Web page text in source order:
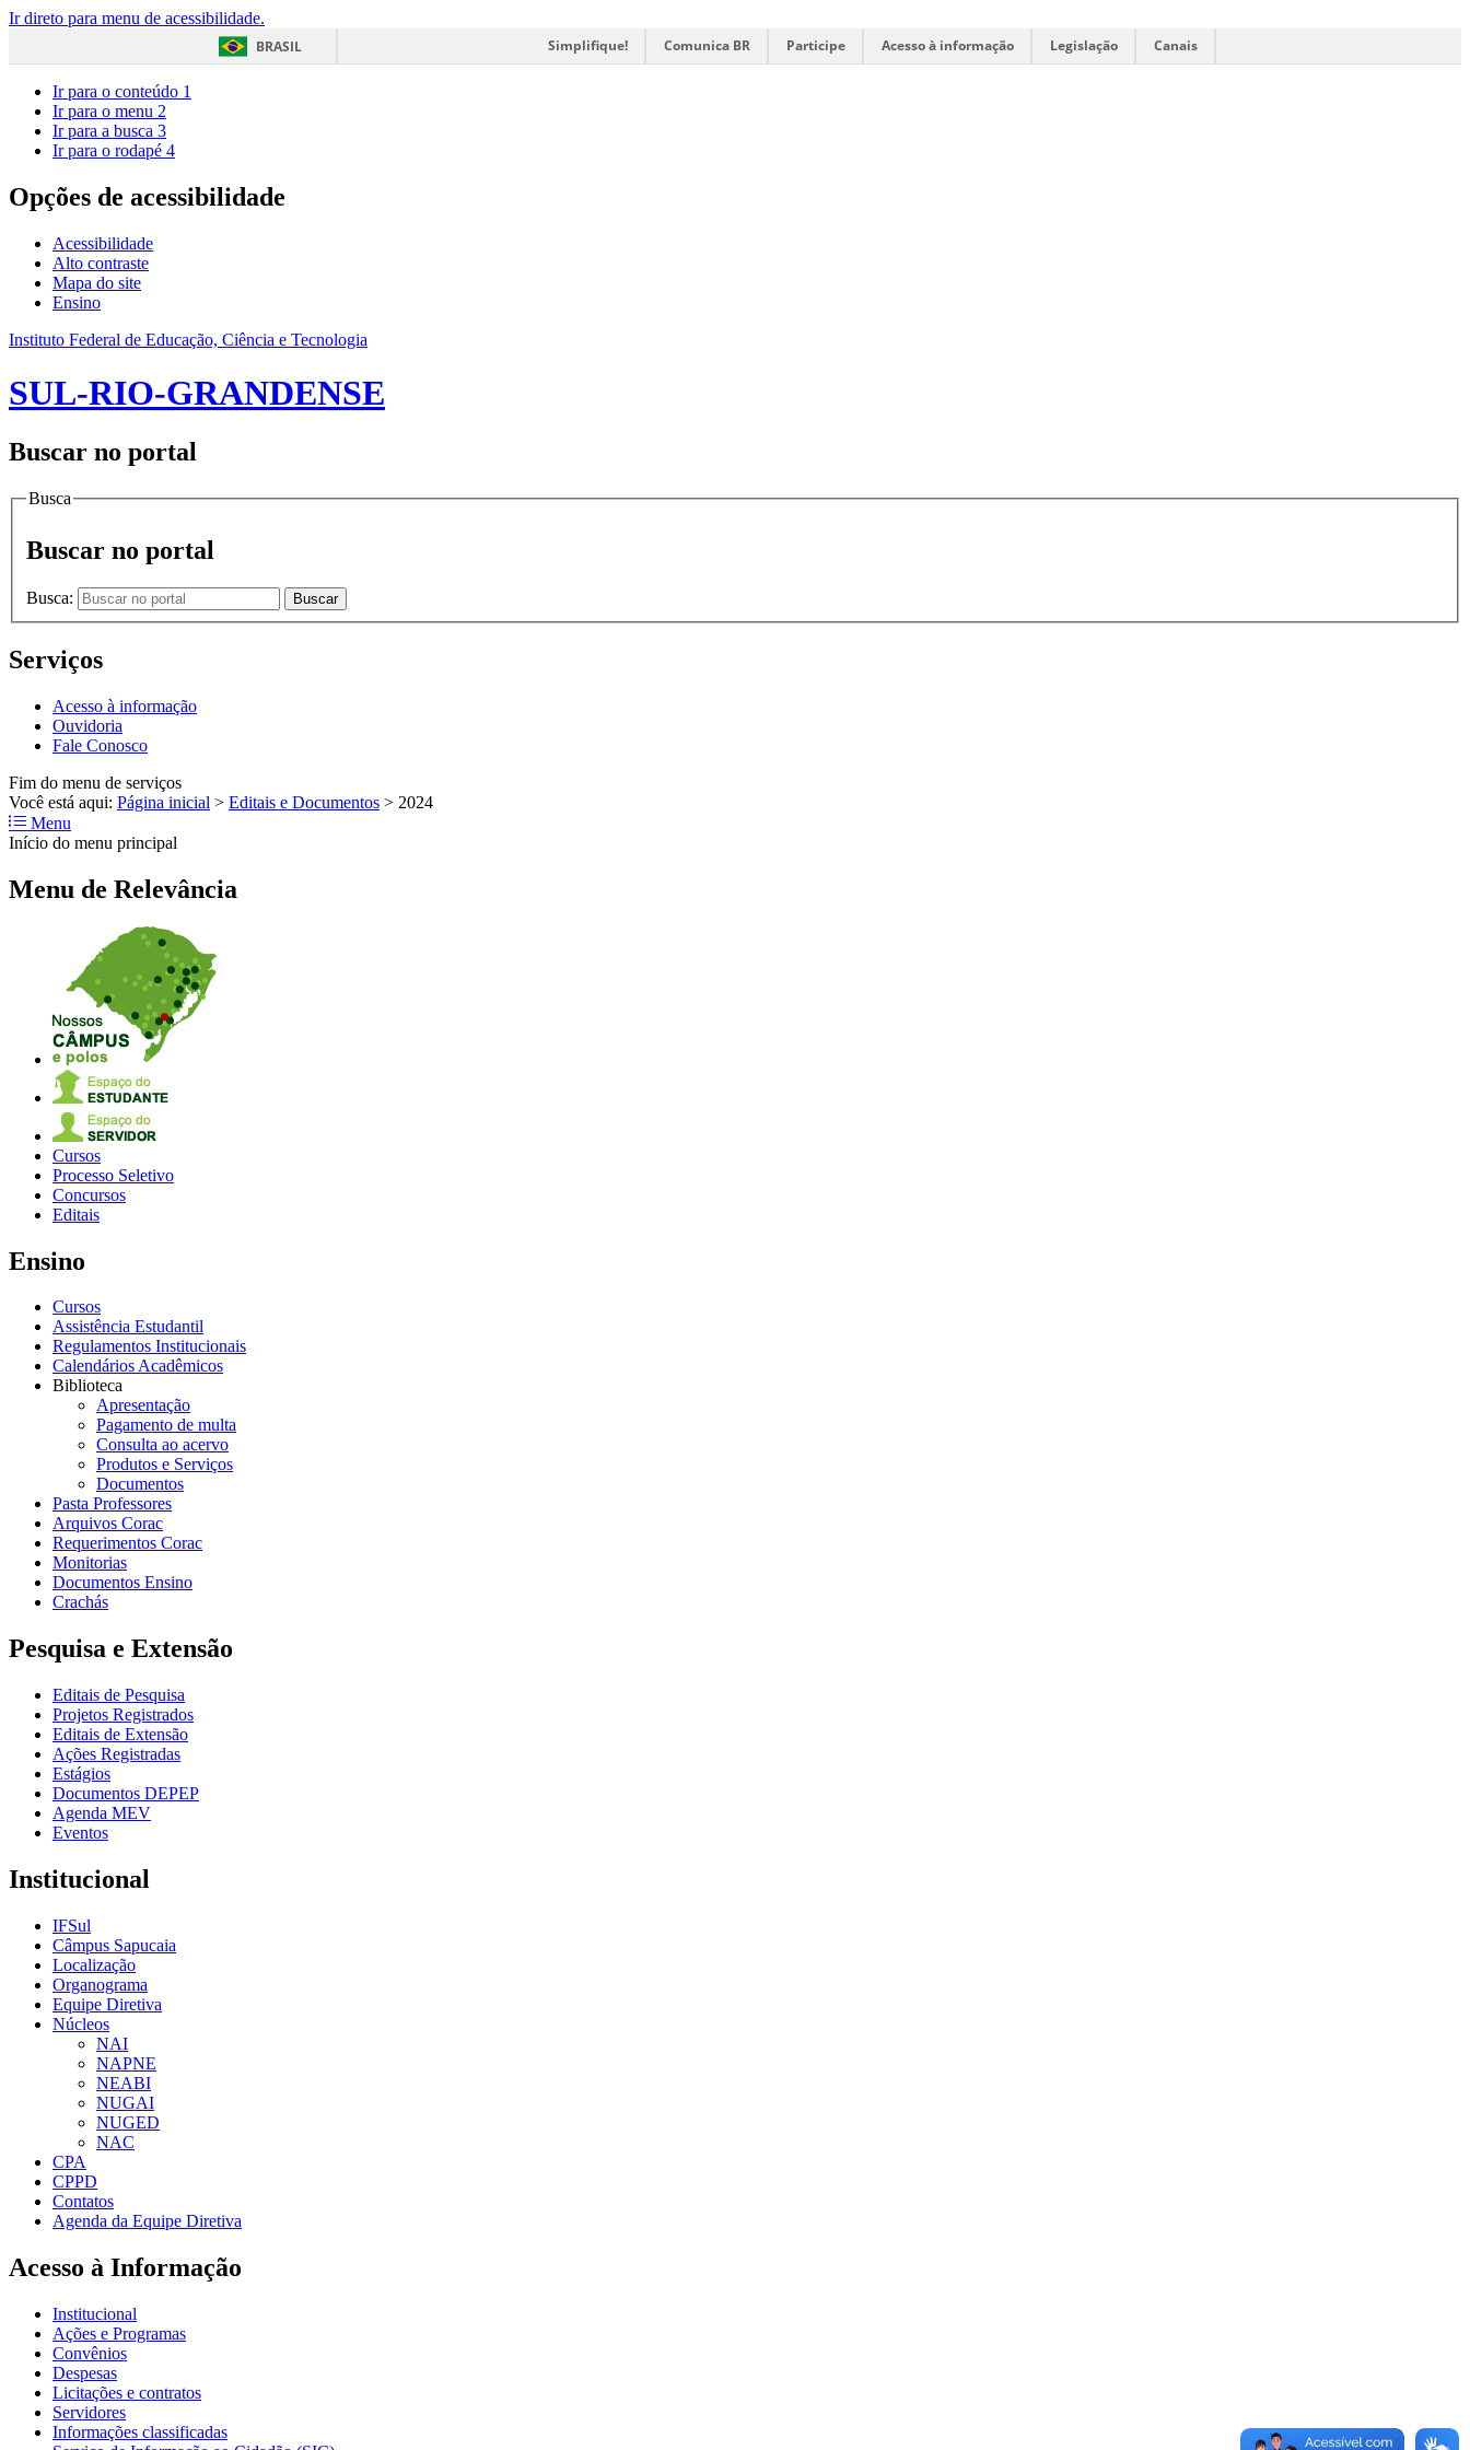
Ir direto para menu de acessibilidade.
BRASIL
Simplifique! Comunica BR Participe Acesso à informação Legislação Canais
Ir para o conteúdo 1
Ir para o menu 2
Ir para a busca 3
Ir para o rodapé 4
Opções de acessibilidade
Acessibilidade
Alto contraste
Mapa do site
Ensino
Instituto Federal de Educação, Ciência e Tecnologia
SUL-RIO-GRANDENSE
Buscar no portal
Busca
Buscar no portal
Busca: Buscar
Serviços
Acesso à informação
Ouvidoria
Fale Conosco
Fim do menu de serviços
Você está aqui: Página inicial > Editais e Documentos > 2024
Menu
Início do menu principal
Menu de Relevância
Cursos
Processo Seletivo
Concursos
Editais
Ensino
Cursos
Assistência Estudantil
Regulamentos Institucionais
Calendários Acadêmicos
Biblioteca
Apresentação
Pagamento de multa
Consulta ao acervo
Produtos e Serviços
Documentos
Pasta Professores
Arquivos Corac
Requerimentos Corac
Monitorias
Documentos Ensino
Crachás
Pesquisa e Extensão
Editais de Pesquisa
Projetos Registrados
Editais de Extensão
Ações Registradas
Estágios
Documentos DEPEP
Agenda MEV
Eventos
Institucional
IFSul
Câmpus Sapucaia
Localização
Organograma
Equipe Diretiva
Núcleos
NAI
NAPNE
NEABI
NUGAI
NUGED
NAC
CPA
CPPD
Contatos
Agenda da Equipe Diretiva
Acesso à Informação
Institucional
Ações e Programas
Convênios
Despesas
Licitações e contratos
Servidores
Informações classificadas